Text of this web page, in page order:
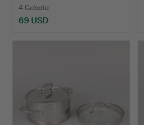
4 Gebote
69 USD